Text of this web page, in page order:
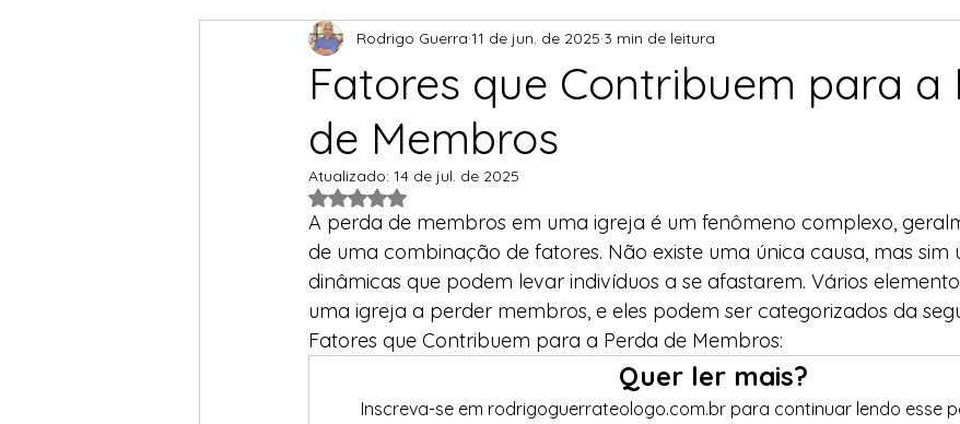
Pequenos Estudos Dicas Devocional Escola Dominical
Planos de Estudos Personagens Bíblicos
Fatores que Contribuem para a
de Membros
Rodrigo Guerra 11 de jun. de 2025 3 min de leitura
Atualizado: 14 de jul. de 2025
Avaliado com NaN de 5 estrelas.
A perda de membros em uma igreja é um fenômeno complexo,
de uma combinação de fatores. Não existe uma única causa, mas
dinâmicas que podem levar indivíduos a se afastarem. Vários
uma igreja a perder membros, e eles podem ser categorizados da
Fatores que Contribuem para a Perda de Membros:
Quer ler mais?
Inscreva-se em rodrigoguerrateologo.com.br para continuar lendo esse